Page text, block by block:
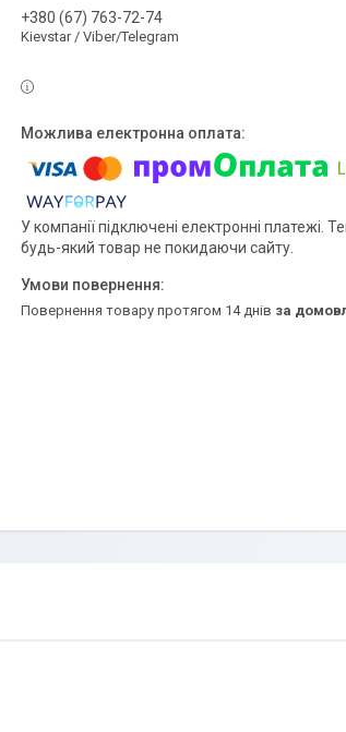
+380 (67) 763-72-74
Kievstar / Viber/Telegram
У компанії підключені електронні платежі.
будь-який товар не покидаючи сайту.
повернення товару протягом 14 днів за